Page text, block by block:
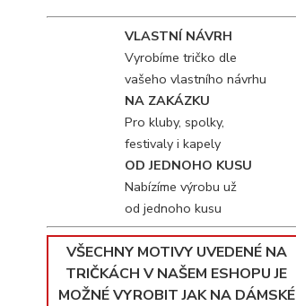
VLASTNÍ NÁVRH
Vyrobíme tričko dle
vašeho vlastního návrhu
NA ZAKÁZKU
Pro kluby, spolky,
festivaly i kapely
OD JEDNOHO KUSU
Nabízíme výrobu už
od jednoho kusu
VŠECHNY MOTIVY UVEDENÉ NA
TRIČKÁCH V NAŠEM ESHOPU JE
MOŽNÉ VYROBIT JAK NA DÁMSKÉ